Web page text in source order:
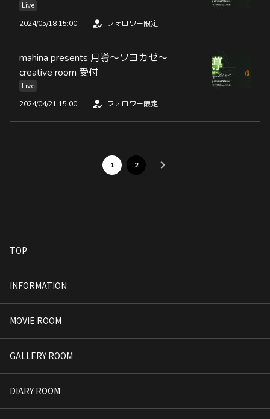
Live
2024/05/18 15:00
フォロワー限定
mahina presents 月導〜ソヨカゼ〜
creative room 受付
Live
2024/04/21 15:00
フォロワー限定
1 2
TOP
INFORMATION
MOVIE ROOM
GALLERY ROOM
DIARY ROOM